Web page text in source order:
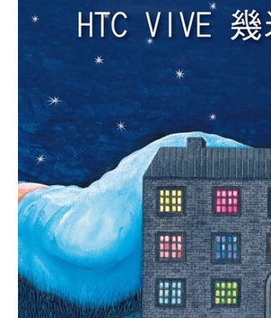
校園專案
企業採購
銷售通路
支援服務
VIVELAND